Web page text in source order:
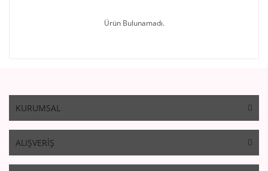
Ürün Bulunamadı.
KURUMSAL
ALIŞVERİŞ